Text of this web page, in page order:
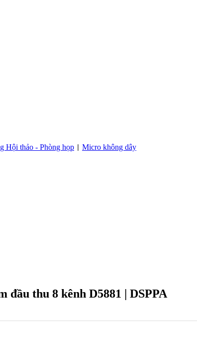
Hội thảo - Phòng họp
Micro không dây
đầu thu 8 kênh D5881 | DSPPA